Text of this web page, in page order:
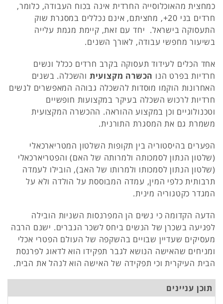
כמחצית מהאוכלוסייה החרדית אינה בכוח העבודה, כלומר,
חרדים בני 20+, מחציתם, אינם נכללים במסגרת שוק
התעסוקה בישראל. יחד עם זאת, קיימת מגמת עלייה
בשיעור מחפשי עבודה, לאורך השנים.
אחד הכלים לעידוד תעסוקה בקרב חרדים ככלל ונשים
חרדיות בפרט הנו הכשרה מקצועית והשכלה. בשנים
האחרונות הוקמו מוסדות להשכלה גבוהה המאפשרים לנשים
חרדיות לרכוש השכלה בעיקר במקצועות חופשיים
וטכנולוגיים וכן במקצוע ההוראה. ההכשרה המקצועית
משמרת גם את המסגרת התורנית.
הפערים בהיסטוריה בין תקופות השלטון המטריארכאלי
(שלטון הנתון לסמכותה ולמרותה של האם) והפטריארכאלי
(שלטון הנתון לסמכותו ולמרותו של האב), הובילו לעמדה
תרבותית כלפי המין, עמדה המבוססת על הולדה ולא על
המגדר כקטגוריה מינית.
הדעה הקדומה כי נשים הן המפרנסות השניות הובילה
לפגיעה בשכרן של הנשים ביחס לשכר הגברים. ישנם הרבה
מעסיקים שעדיין שבויים בהשקפה של העולם הפטרי אכלי
ומניחים שהאישה הנושא לגבר תפקידו הוא לדאוג לפרנסת
הבית העיקרית וכי תפקידה של האישה הוא לנהל את הבית.
תוכן עניינים